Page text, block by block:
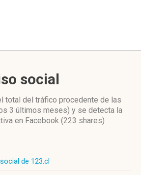
social
total del tráfico procedente de las
3 últimos meses) y se detecta la
en Facebook (223 shares)
de 123.cl